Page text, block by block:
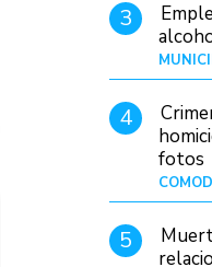
3
4
fotos
5